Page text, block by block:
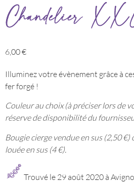
Chandelier
6,00€
Illuminez votre évènement grâce à
fer forgé !
Couleur au choix (à préciser lors de
réserve de disponibilité du
Bougie cierge vendue en sus (2,50 €)
louée en sus (4 €).
Trouvé le 29 août 2020 à